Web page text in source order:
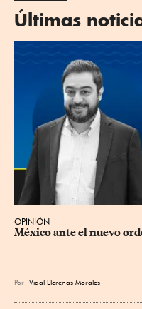
Últimas
OPINIÓN
México ante el nuevo
Por Vidal Llerenas Morales